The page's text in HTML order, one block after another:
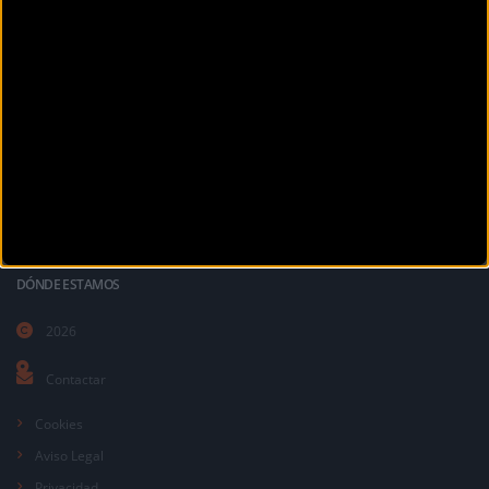
DÓNDE ESTAMOS
2026
Contactar
Cookies
Aviso Legal